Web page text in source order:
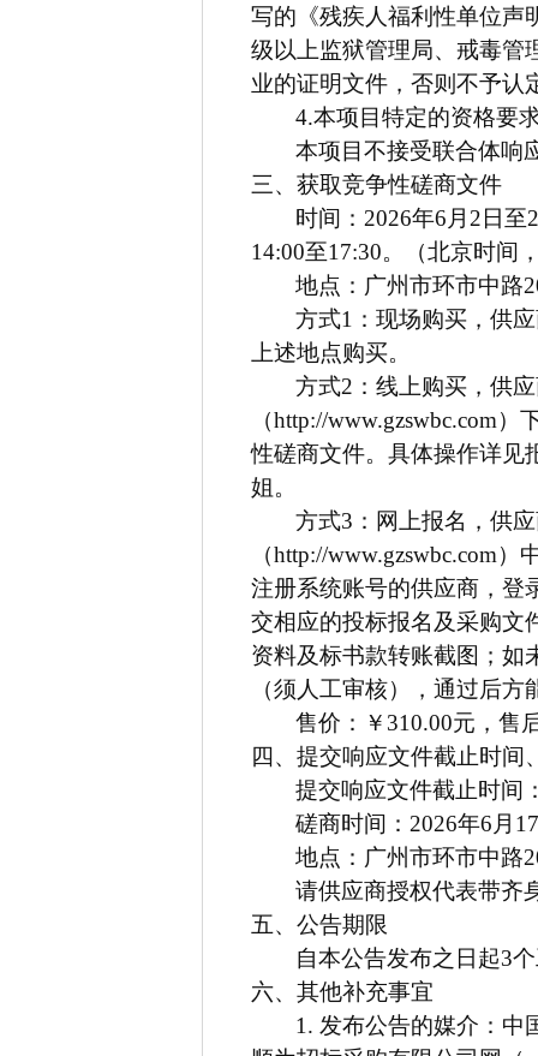
写的《残疾人福利性单位声
级以上监狱管理局、戒毒管
业的证明文件，否则不予认
4.本项目特定的资格要
本项目不接受联合体响
三、获取竞争性磋商文件
时间：2026年6月2日
14:00至17:30。（北京时间
地点：广州市环市中路
方式1：现场购买，供
上述地点购买。
方式2： 线上购买，供
（http://www.gzswbc.com
性磋商文件。具体操作详见
姐。
方式3：网上报名，供
（http://www.gzswbc.com
注册系统账号的供应商，登
交相应的投标报名及采购文
资料及标书款转账截图；如
（须人工审核），通过后
售价：￥310.00元，售
四、提交响应文件截止时间
提交响应文件截止时间
磋商时间：2026年6月
地点：广州市环市中路
请供应商授权代表带齐
五、公告期限
自本公告发布之日起3
六、其他补充事宜
1. 发布公告的媒介：中